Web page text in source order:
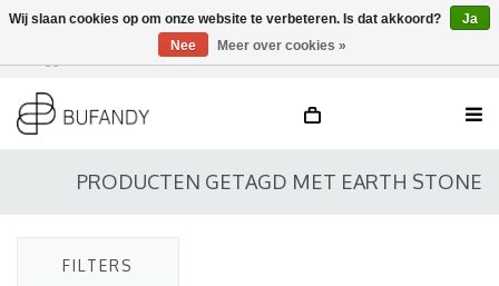
DE / EN
PRODUCTEN GETAGD MET EARTH STONE
FILTERS
Wij slaan cookies op om onze website te verbeteren. Is dat akkoord?
Ja
Nee
Meer over cookies »